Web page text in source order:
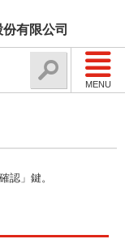
有限公司
MENU
認」鍵。